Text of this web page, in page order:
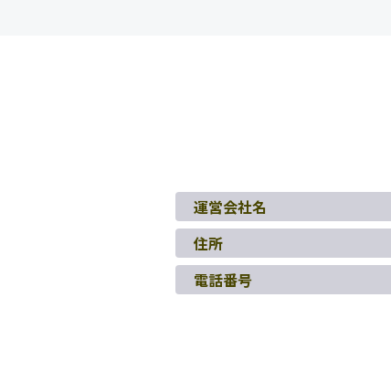
運営会社名
住所
電話番号